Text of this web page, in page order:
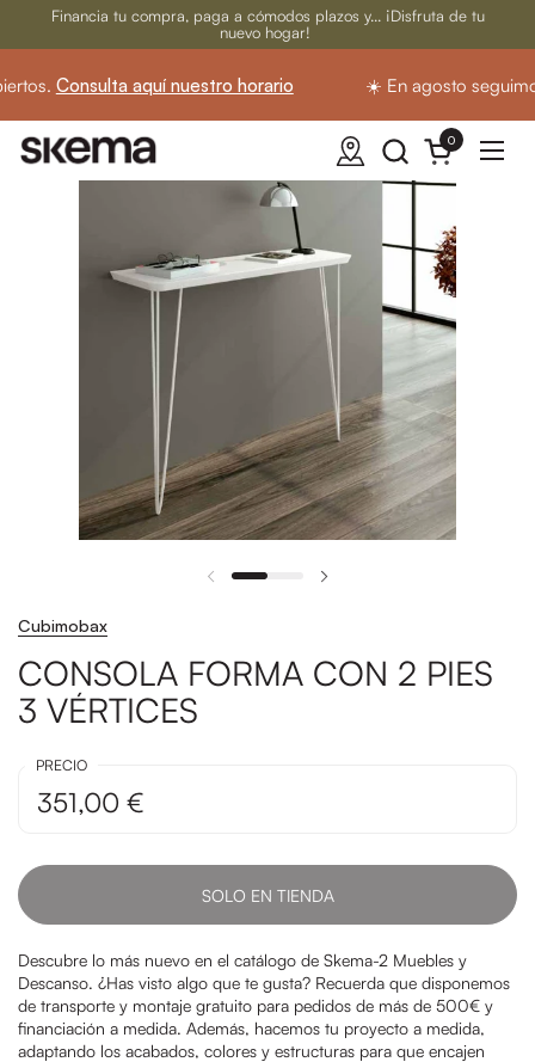
Ir al contenido
Financia tu compra, paga a cómodos plazos y... ¡Disfruta de tu
nuevo hogar!
Consulta aquí nuestro horario ☀️ En agosto
Abrir carrito
0
Abrir
Cubimobax
CONSOLA FORMA CON 2 PIES
3 VÉRTICES
PRECIO
351,00 €
SOLO EN TIENDA
Descubre lo más nuevo en el catálogo de Skema-2 Muebles y
Descanso. ¿Has visto algo que te gusta? Recuerda que disponemos
de transporte y montaje gratuito para pedidos de más de 500€ y
financiación a medida. Además, hacemos tu proyecto a medida,
adaptando los acabados, colores y estructuras para que encajen